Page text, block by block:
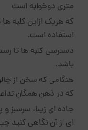
متری دوخوابه است
که هریک ازاین کلبه
استفاده است.
باشد.
هنگامی که سخن از
که در ذهن همگان
جاده ای زیبا، سرسبز
ای از آن نگاهی کنید